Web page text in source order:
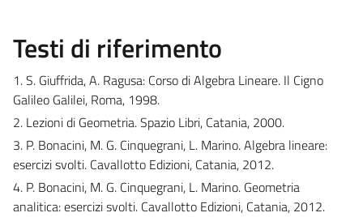
Testi di riferimento
1. S. Giuffrida, A. Ragusa: Corso di Algebra Lineare. Il Cigno
Galileo Galilei, Roma, 1998.
2. Lezioni di Geometria. Spazio Libri, Catania, 2000.
3. P. Bonacini, M. G. Cinquegrani, L. Marino. Algebra lineare:
esercizi svolti. Cavallotto Edizioni, Catania, 2012.
4. P. Bonacini, M. G. Cinquegrani, L. Marino. Geometria
analitica: esercizi svolti. Cavallotto Edizioni, Catania, 2012.